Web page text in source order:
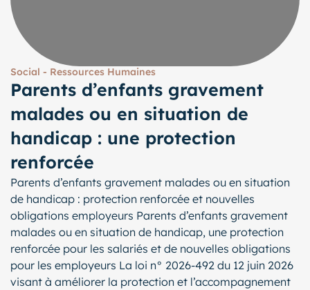
Social - Ressources Humaines
Parents d’enfants gravement
malades ou en situation de
handicap : une protection
renforcée
Parents d’enfants gravement malades ou en situation
de handicap : protection renforcée et nouvelles
obligations employeurs Parents d’enfants gravement
malades ou en situation de handicap, une protection
renforcée pour les salariés et de nouvelles obligations
pour les employeurs La loi n° 2026-492 du 12 juin 2026
visant à améliorer la protection et l’accompagnement